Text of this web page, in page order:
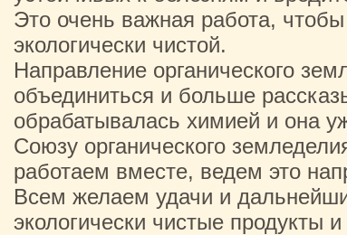
Это очень важная работа,
экологически чистой.
Направление органического
объединиться и больше
обрабатывалась химией и она
Союзу органического
работаем вместе, ведем это
Всем желаем удачи и
экологически чистые